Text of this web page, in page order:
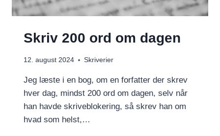
Skriv 200 ord om dagen
12. august 2024 Skriverier
Jeg læste i en bog, om en forfatter der skrev
hver dag, mindst 200 ord om dagen, selv når
han havde skriveblokering, så skrev han om
hvad som helst,…